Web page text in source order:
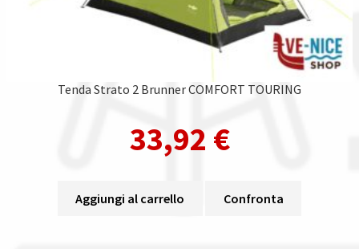
Tenda Strato 2 Brunner COMFORT TOURING
33,92 €
Aggiungi al carrello Confronta